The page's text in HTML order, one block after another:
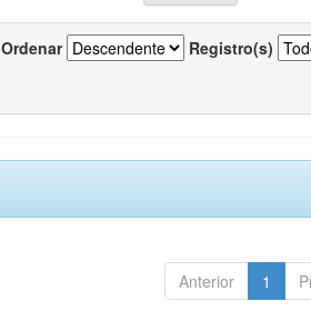
Ordenar Registro(s)
Anterior 1